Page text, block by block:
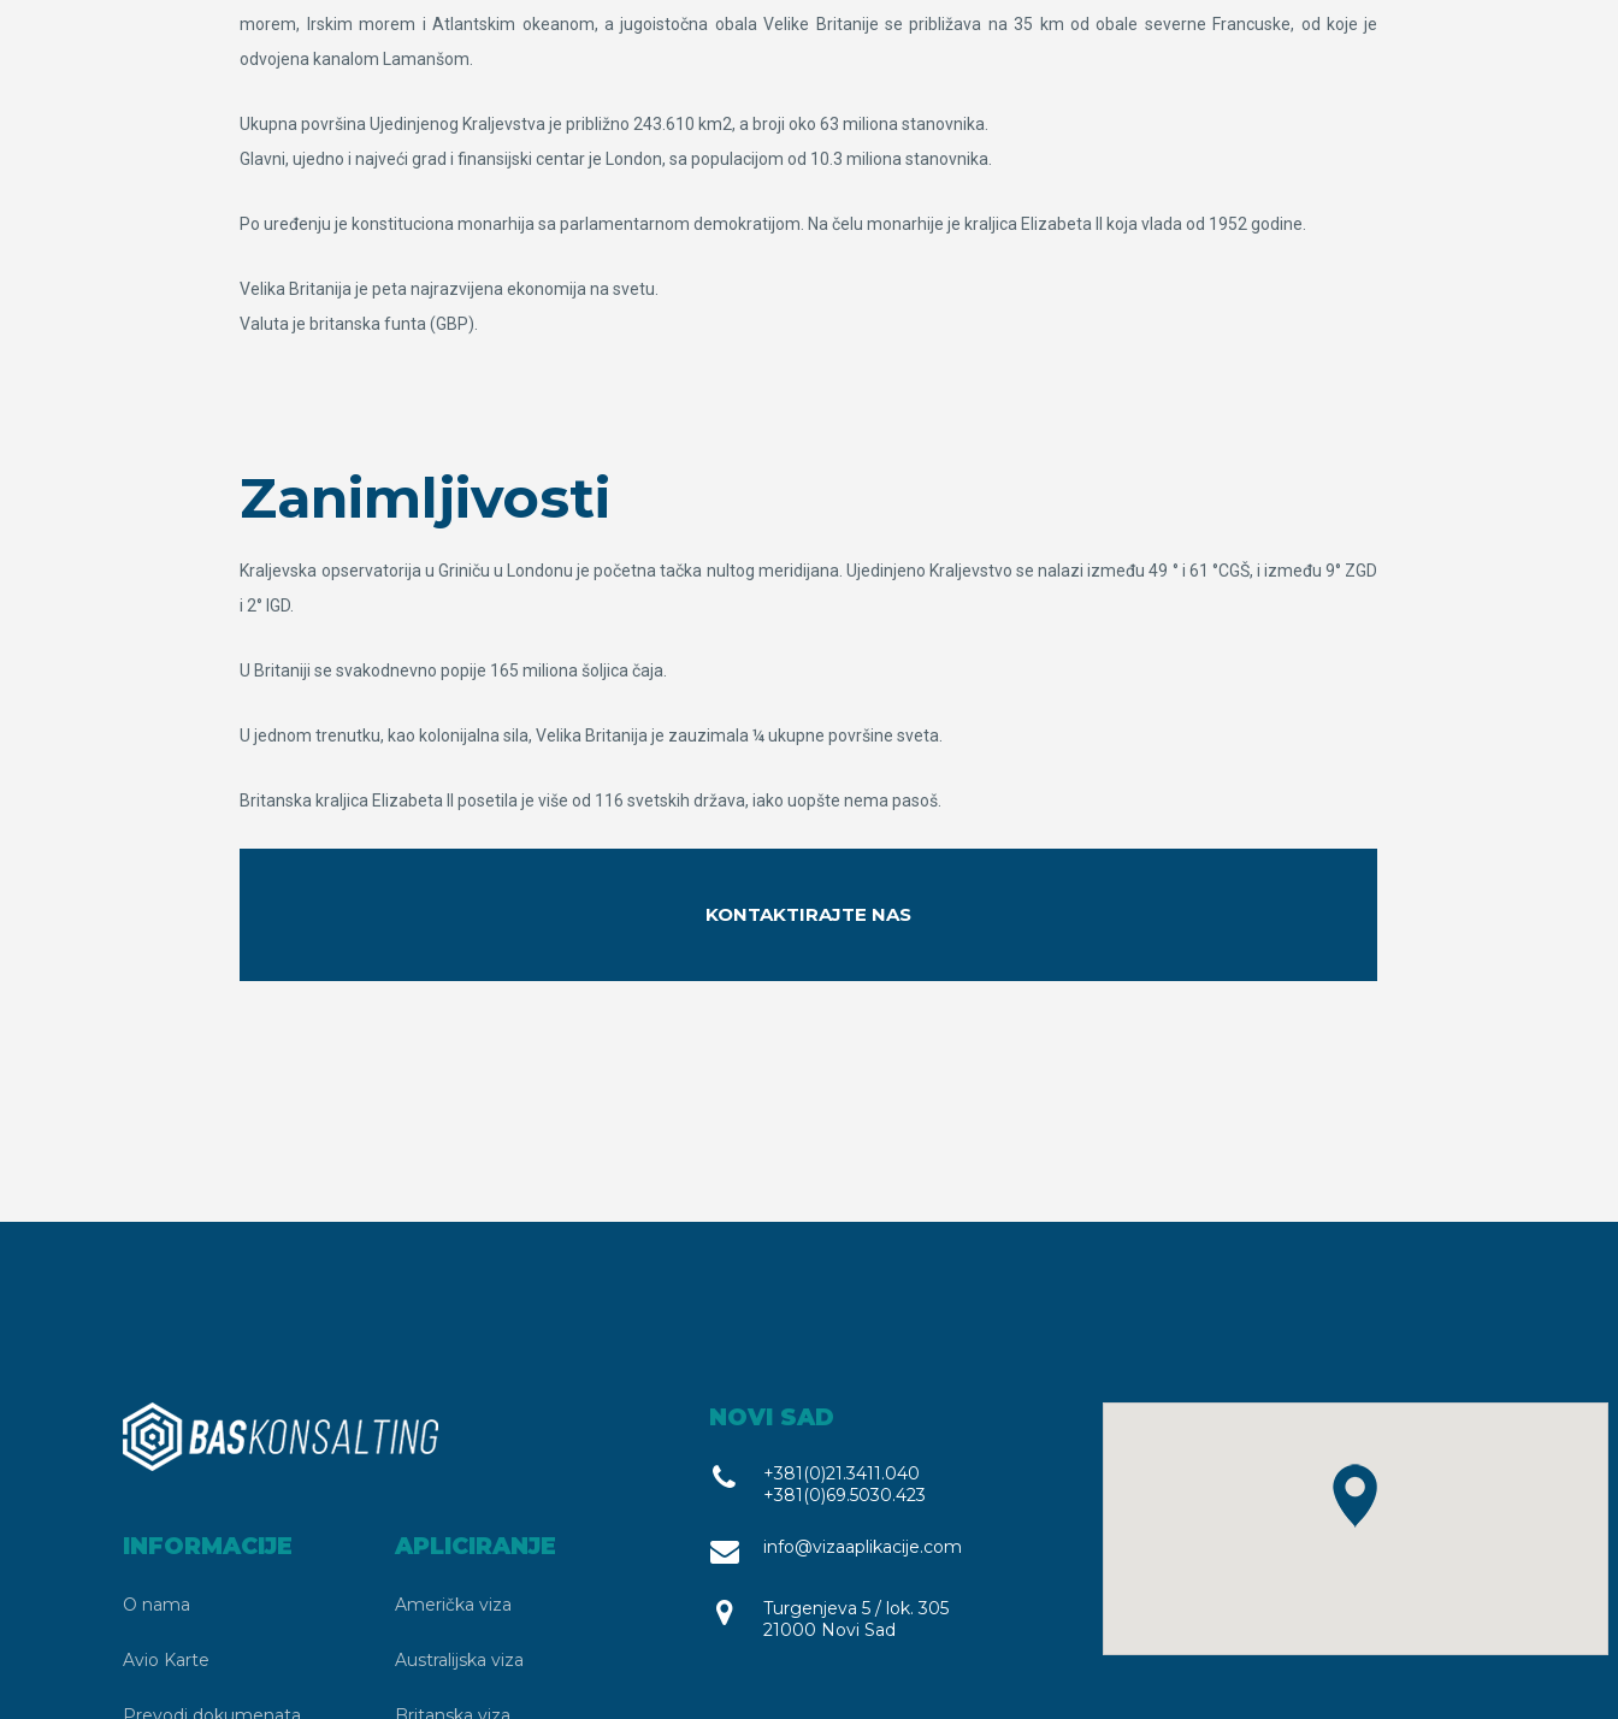
morem, Irskim morem i Atlantskim okeanom, a jugoistočna obala Velike Britanije se približava na 35 km od obale severne Francuske, od koje je
odvojena kanalom Lamanšom.
Ukupna površina Ujedinjenog Kraljevstva je približno 243.610 km2, a broji oko 63 miliona stanovnika.
Glavni, ujedno i najveći grad i finansijski centar je London, sa populacijom od 10.3 miliona stanovnika.
Po uređenju je konstituciona monarhija sa parlamentarnom demokratijom. Na čelu monarhije je kraljica Elizabeta II koja vlada od 1952 godine.
Velika Britanija je peta najrazvijena ekonomija na svetu.
Valuta je britanska funta (GBP).
Zanimljivosti
Kraljevska opservatorija u Griniču u Londonu je početna tačka nultog meridijana. Ujedinjeno Kraljevstvo se nalazi između 49 ° i 61 °CGŠ, i između 9° ZGD
i 2° IGD.
U Britaniji se svakodnevno popije 165 miliona šoljica čaja.
U jednom trenutku, kao kolonijalna sila, Velika Britanija je zauzimala ¼ ukupne površine sveta.
Britanska kraljica Elizabeta II posetila je više od 116 svetskih država, iako uopšte nema pasoš.
KONTAKTIRAJTE NAS
INFORMACIJE
O nama
Avio Karte
APLICIRANJE
Američka viza
Australijska viza
NOVI SAD
+381(0)21.3411.040
+381(0)69.5030.423
info@vizaaplikacije.com
Turgenjeva 5 / lok. 305
21000 Novi Sad